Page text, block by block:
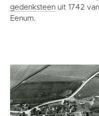
gedenksteen uit 1742
Eenum.